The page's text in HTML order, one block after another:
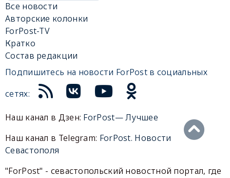
Все новости
Авторские колонки
ForPost-TV
Кратко
Состав редакции
Подпишитесь на новости ForPost в социальных
сетях:
Наш канал в Дзен: ForPost— Лучшее
Наш канал в Telegram: ForPost. Новости
Севастополя
"ForPost" - севастопольский новостной портал, где